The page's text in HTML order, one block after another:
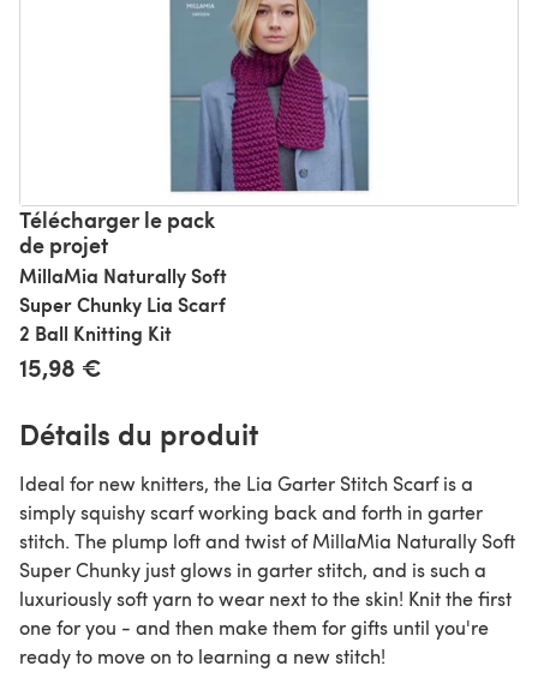
Télécharger le pack
de projet
MillaMia Naturally Soft
Super Chunky Lia Scarf
2 Ball Knitting Kit
15,98 €
Détails du produit
Ideal for new knitters, the Lia Garter Stitch Scarf is a
simply squishy scarf working back and forth in garter
stitch. The plump loft and twist of MillaMia Naturally Soft
Super Chunky just glows in garter stitch, and is such a
luxuriously soft yarn to wear next to the skin! Knit the first
one for you - and then make them for gifts until you're
ready to move on to learning a new stitch!